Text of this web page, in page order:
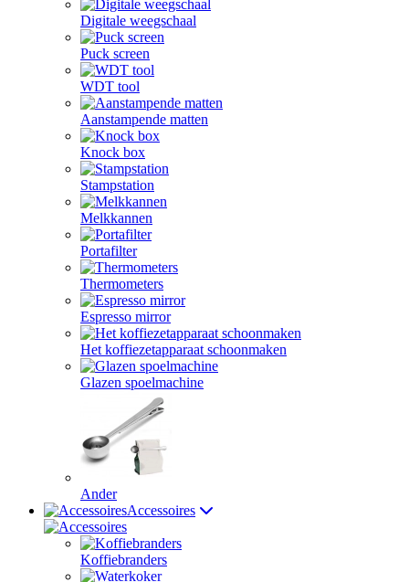
Digitale weegschaal
Puck screen
WDT tool
Aanstampende matten
Knock box
Stampstation
Melkkannen
Portafilter
Thermometers
Espresso mirror
Het koffiezetapparaat schoonmaken
Glazen spoelmachine
Ander
Accessoires
Koffiebranders